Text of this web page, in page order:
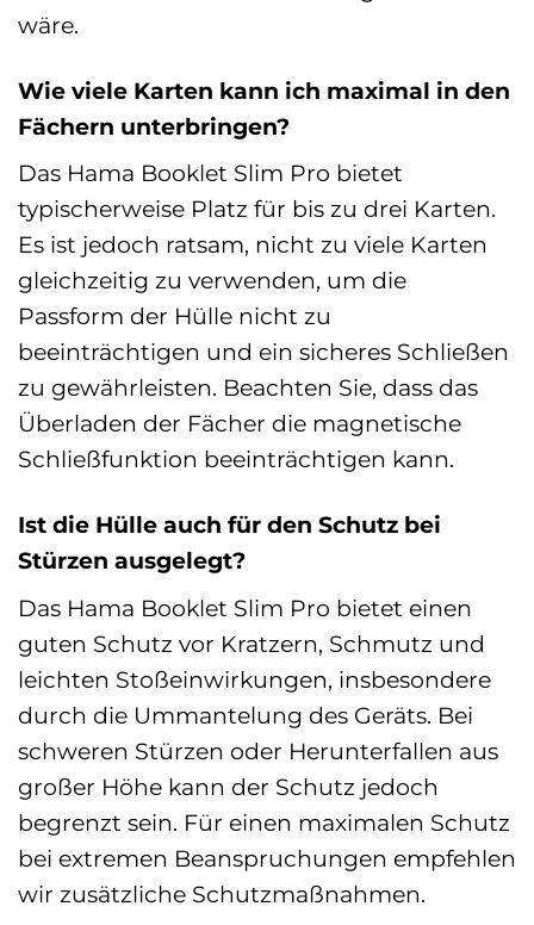
wäre.
Wie viele Karten kann ich maximal in den
Fächern unterbringen?
Das Hama Booklet Slim Pro bietet
typischerweise Platz für bis zu drei Karten.
Es ist jedoch ratsam, nicht zu viele Karten
gleichzeitig zu verwenden, um die
Passform der Hülle nicht zu
beeinträchtigen und ein sicheres Schließen
zu gewährleisten. Beachten Sie, dass das
Überladen der Fächer die magnetische
Schließfunktion beeinträchtigen kann.
Ist die Hülle auch für den Schutz bei
Stürzen ausgelegt?
Das Hama Booklet Slim Pro bietet einen
guten Schutz vor Kratzern, Schmutz und
leichten Stoßeinwirkungen, insbesondere
durch die Ummantelung des Geräts. Bei
schweren Stürzen oder Herunterfallen aus
großer Höhe kann der Schutz jedoch
begrenzt sein. Für einen maximalen Schutz
bei extremen Beanspruchungen empfehlen
wir zusätzliche Schutzmaßnahmen.